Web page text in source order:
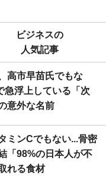
ビジネスの
人気記事
高市早苗氏でもな
急浮上している「次
意外な名前
ミンCでもない...骨密
「98%の日本人が不
れる食材